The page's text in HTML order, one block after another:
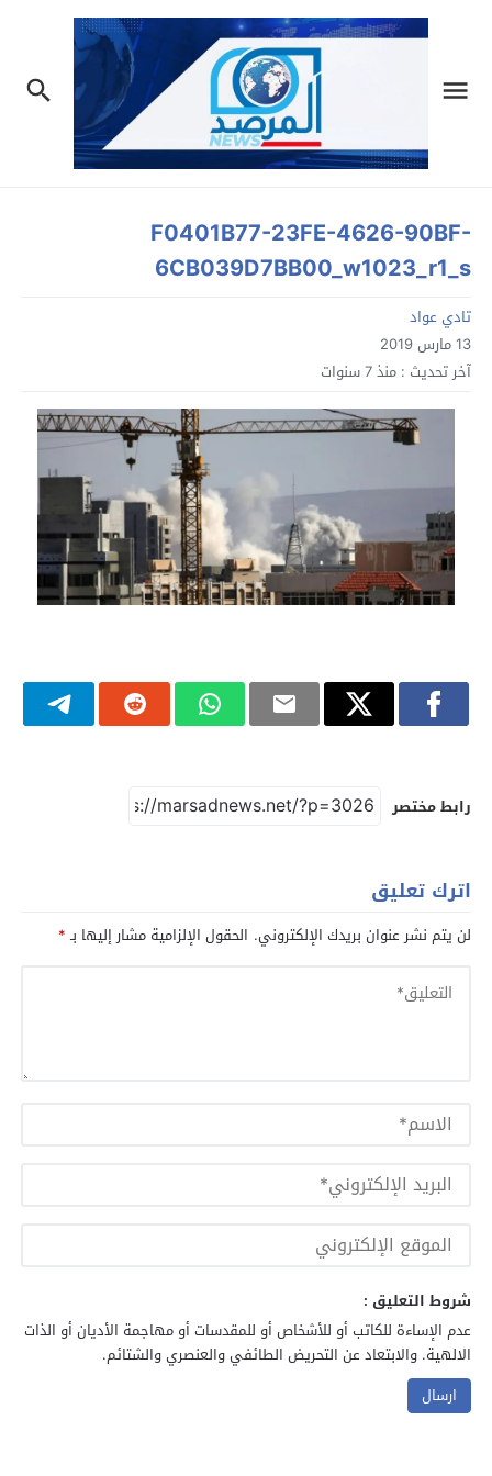
F0401B77-23FE-4626-90BF-
6CB039D7BB00_w1023_r1_s
تادي عواد
13 مارس 2019
آخر تحديث : منذ 7 سنوات
رابط مختصر
اترك تعليق
لن يتم نشر عنوان بريدك الإلكتروني. الحقول الإلزامية مشار إليها بـ*
شروط التعليق :
عدم الإساءة للكاتب أو للأشخاص أو للمقدسات أو مهاجمة الأديان أو الذات
الالهية. والابتعاد عن التحريض الطائفي والعنصري والشتائم.